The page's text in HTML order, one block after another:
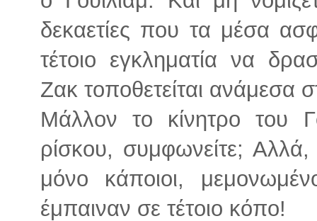
δεκαετίες που τα μέσα
τέτοιο εγκληματία να
Ζακ τοποθετείται ανάμεσα
Μάλλον το κίνητρο του
ρίσκου, συμφωνείτε; Αλλά,
μόνο κάποιοι,
έμπαιναν σε τέτοιο κόπο!